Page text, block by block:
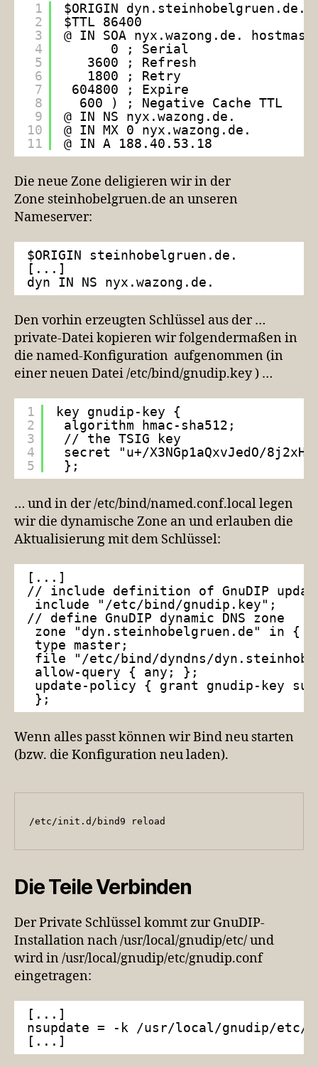
1
2
3
4
5
6
7
8
9
10
11
$ORIGIN dyn.steinhobelgruen.de.
$TTL 86400
@ IN SOA nyx.wazong.de.
0 ; Serial
3600 ; Refresh
1800 ; Retry
604800 ; Expire
600 ) ; Negative Cache TTL
@ IN NS nyx.wazong.de.
@ IN MX 0 nyx.wazong.de.
@ IN A 188.40.53.18
Die neue Zone deligieren wir in der
Zone steinhobelgruen.de an unseren
Nameserver:
$ORIGIN steinhobelgruen.de.
[...]
dyn IN NS nyx.wazong.de.
Den vorhin erzeugten Schlüssel aus der …
private-Datei kopieren wir folgendermaßen in
die named-Konfiguration aufgenommen (in
einer neuen Datei /etc/bind/gnudip.key ) …
1
2
3
4
5
key gnudip-key {
algorithm hmac-sha512;
// the TSIG key
secret "u+/X3NGp1aQxvJedO/
};
… und in der /etc/bind/named.conf.local legen
wir die dynamische Zone an und erlauben die
Aktualisierung mit dem Schlüssel:
[...]
// include definition of GnuDIP
include "/etc/bind/gnudip.key";
// define GnuDIP dynamic DNS zone
zone "dyn.steinhobelgruen.de" in {
type master;
file "/etc/bind/dyndns/
allow-query { any; };
update-policy { grant gnudip-key
};
Wenn alles passt können wir Bind neu starten
(bzw. die Konfiguration neu laden).
/etc/init.d/bind9 reload
Die Teile Verbinden
Der Private Schlüssel kommt zur GnuDIP-
Installation nach /usr/local/gnudip/etc/ und
wird in /usr/local/gnudip/etc/gnudip.conf
eingetragen:
[...]
nsupdate = -k /usr/local/gnudip/etc/
[...]